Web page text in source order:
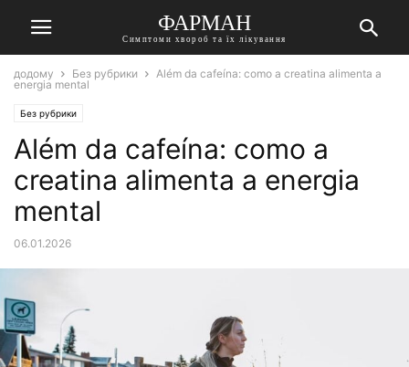
ФАРМАН
Симптоми хвороб та їх лікування
додому Без рубрики
Além da cafeína: como a creatina alimenta a
energia mental
Без рубрики
Além da cafeína: como a
creatina alimenta a energia
mental
06.01.2026